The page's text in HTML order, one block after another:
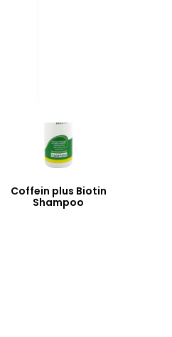
Coffein plus Biotin
Shampoo